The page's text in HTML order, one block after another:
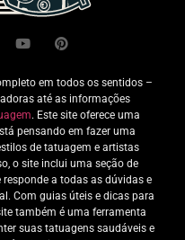
em todos os sentidos –
até as informações
. Este site oferece uma
pensando em fazer uma
de tatuagem e artistas
o site inclui uma seção de
a todas as dúvidas e
Com guias úteis e dicas para
também é uma ferramenta
suas tatuagens saudáveis e